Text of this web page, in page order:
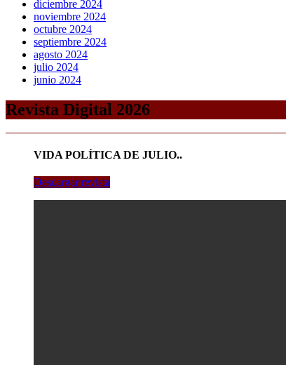
diciembre 2024
noviembre 2024
octubre 2024
septiembre 2024
agosto 2024
julio 2024
junio 2024
Revista Digital 2026
VIDA POLÍTICA DE JULIO..
Descargar revista